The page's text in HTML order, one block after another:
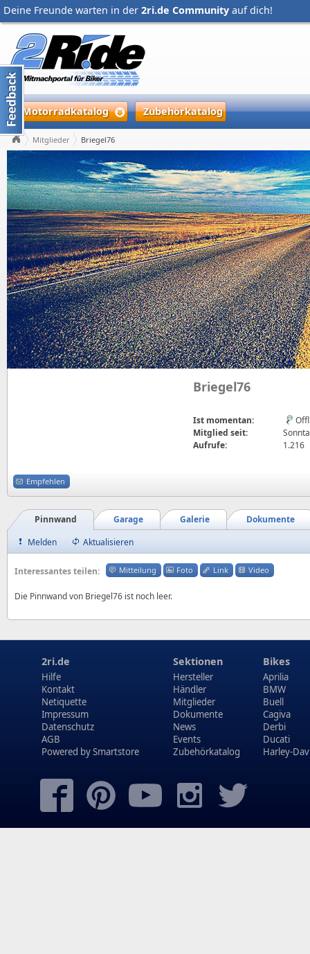
Deine Freunde warten in der 2ri.de Community auf dich!
Motorradkatalog Zubehörkatalog
Mitglieder Briegel76
Briegel76
Ist momentan:
Mitglied seit:
Aufrufe:
1.216
Empfehlen
Dokumente
Galerie
Garage
Pinnwand
Melden
Aktualisieren
Interessantes teilen: Mitteilung Foto Link Video
Die Pinnwand von Briegel76 ist noch leer.
2ri.de
Hilfe
Kontakt
Netiquette
Impressum
Datenschutz
AGB
Powered bySmartstore
Sektionen
Hersteller
Händler
Mitglieder
Dokumente
News
Events
Zubehörkatalog
Bikes
Aprilia
BMW
Buell
Cagiva
Derbi
Ducati
Harley-